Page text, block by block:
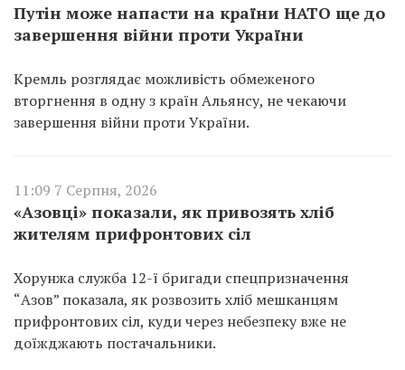
Путін може напасти на країни НАТО ще до
завершення війни проти України
Кремль розглядає можливість обмеженого
вторгнення в одну з країн Альянсу, не чекаючи
завершення війни проти України.
11:09 7 Серпня, 2026
«Азовці» показали, як привозять хліб
жителям прифронтових сіл
Хорунжа служба 12-ї бригади спецпризначення
“Азов” показала, як розвозить хліб мешканцям
прифронтових сіл, куди через небезпеку вже не
доїжджають постачальники.